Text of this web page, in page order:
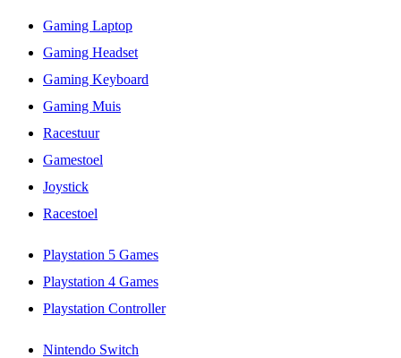
Gaming Laptop
Gaming Headset
Gaming Keyboard
Gaming Muis
Racestuur
Gamestoel
Joystick
Racestoel
Playstation 5 Games
Playstation 4 Games
Playstation Controller
Nintendo Switch